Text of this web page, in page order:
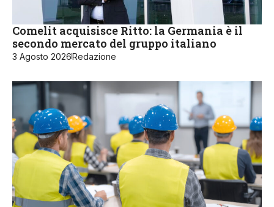
Comelit acquisisce Ritto: la Germania è il
secondo mercato del gruppo italiano
3 Agosto 2026Redazione